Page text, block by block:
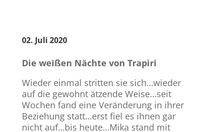
02. Juli 2020
Die weißen Nächte von Trapiri
Wieder einmal stritten sie sich…wieder
auf die gewohnt ätzende Weise…seit
Wochen fand eine Veränderung in ihrer
Beziehung statt…erst fiel es ihnen gar
nicht auf…bis heute…Mika stand mit